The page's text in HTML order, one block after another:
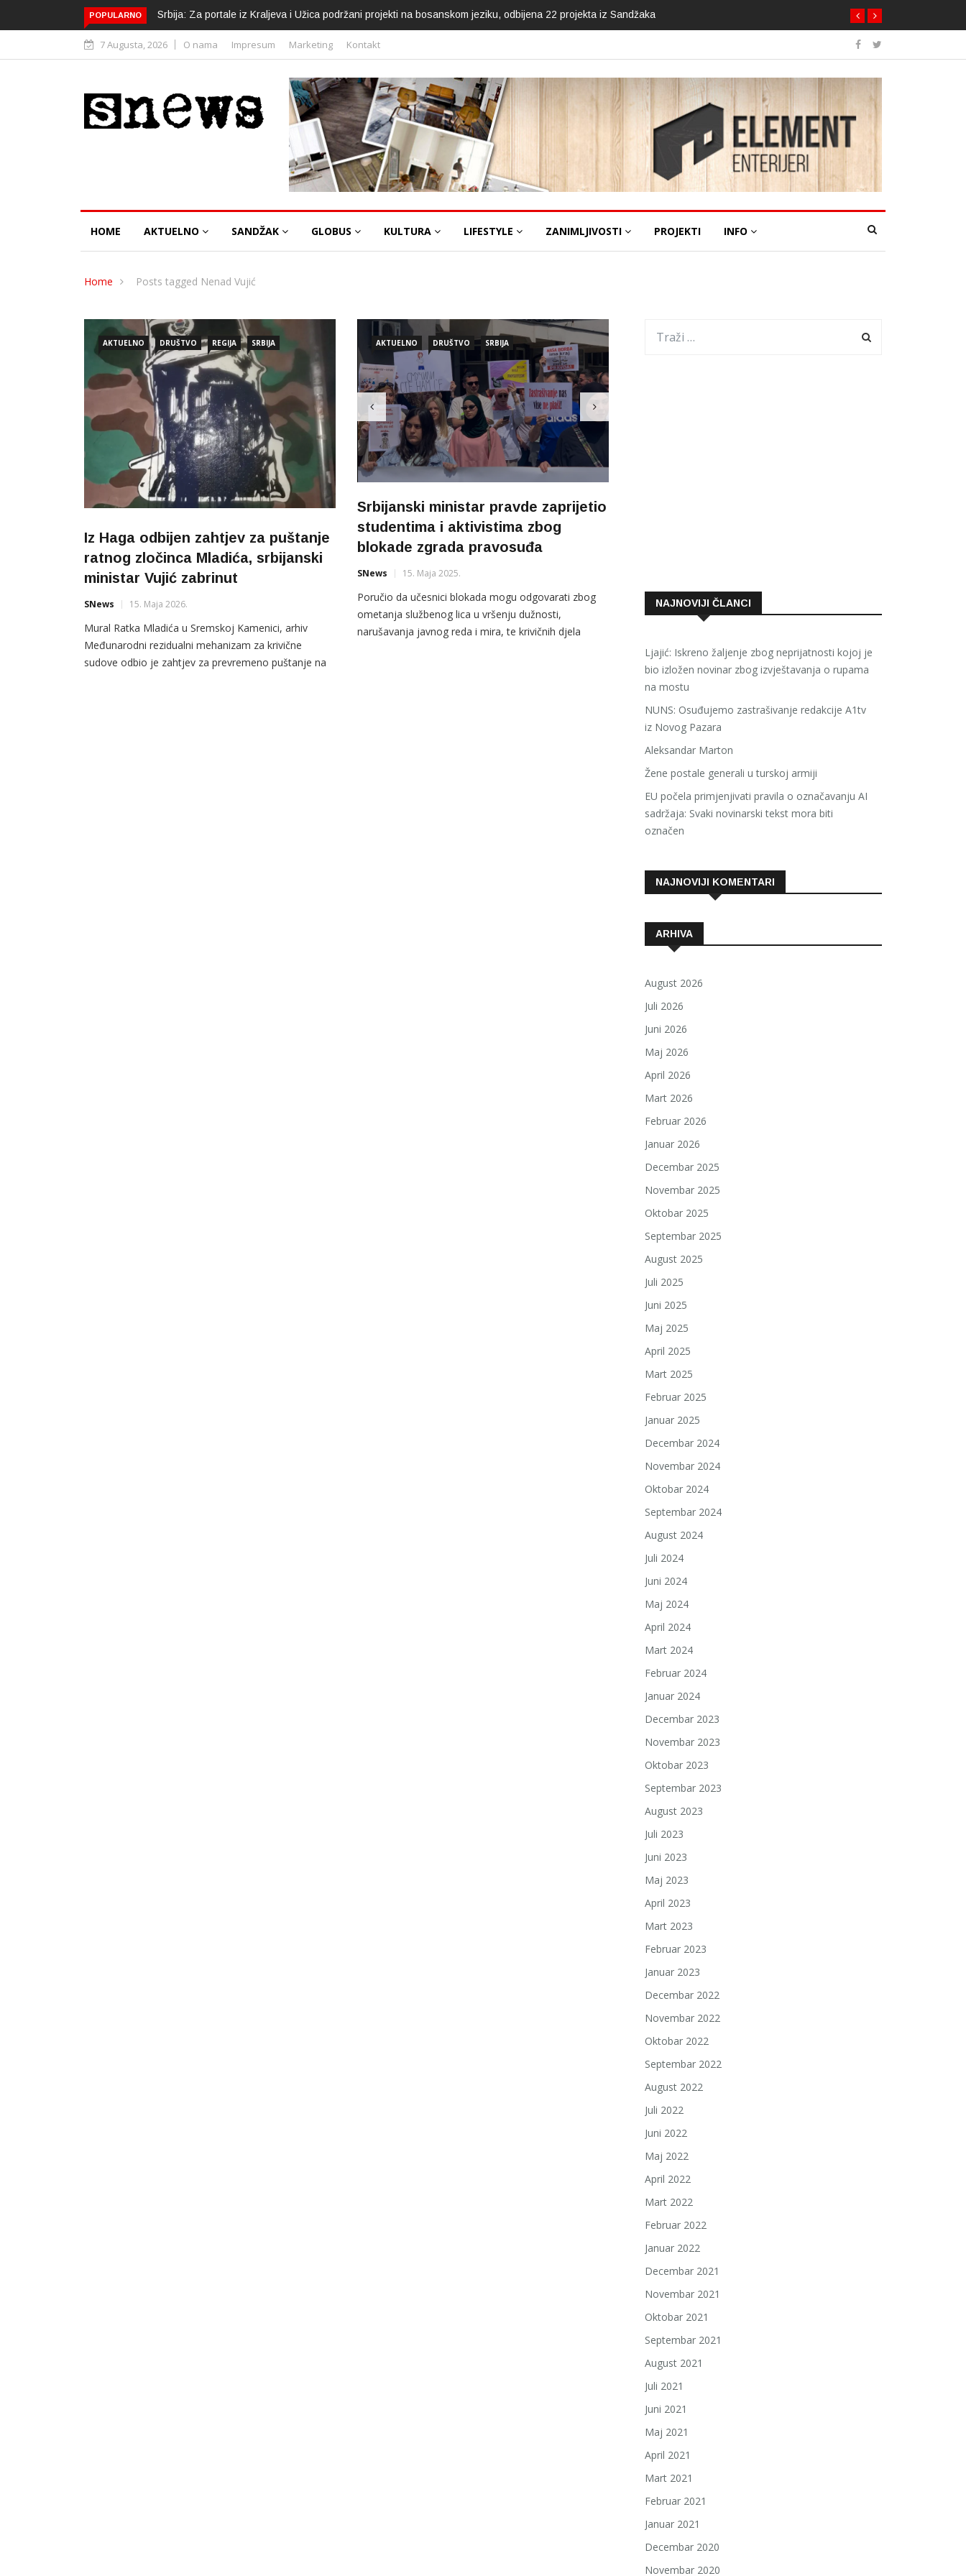
POPULARNO Srbija: Za portale iz Kraljeva i Užica podržani projekti na bosanskom jeziku, odbijena 22 projekta iz Sandžaka
7 Augusta, 2026 O nama Impresum Marketing Kontakt
HOME AKTUELNO SANDŽAK GLOBUS KULTURA LIFESTYLE ZANIMLJIVOSTI PROJEKTI INFO
Home Posts tagged Nenad Vujić
AKTUELNO DRUŠTVO REGIJA SRBIJA
Iz Haga odbijen zahtjev za puštanje
ratnog zločinca Mladića, srbijanski
ministar Vujić zabrinut
SNews 15. Maja 2026.
Mural Ratka Mladića u Sremskoj Kamenici, arhiv
Međunarodni rezidualni mehanizam za krivične
sudove odbio je zahtjev za prevremeno puštanje na
AKTUELNO DRUŠTVO SRBIJA
Srbijanski ministar pravde zaprijetio
studentima i aktivistima zbog
blokade zgrada pravosuđa
SNews 15. Maja 2025.
Poručio da učesnici blokada mogu odgovarati zbog
ometanja službenog lica u vršenju dužnosti,
narušavanja javnog reda i mira, te krivičnih djela
NAJNOVIJI ČLANCI
Ljajić: Iskreno žaljenje zbog neprijatnosti kojoj je
bio izložen novinar zbog izvještavanja o rupama
na mostu
NUNS: Osuđujemo zastrašivanje redakcije A1tv
iz Novog Pazara
Aleksandar Marton
Žene postale generali u turskoj armiji
EU počela primjenjivati pravila o označavanju AI
sadržaja: Svaki novinarski tekst mora biti
označen
NAJNOVIJI KOMENTARI
ARHIVA
August 2026
Juli 2026
Juni 2026
Maj 2026
April 2026
Mart 2026
Februar 2026
Januar 2026
Decembar 2025
Novembar 2025
Oktobar 2025
Septembar 2025
August 2025
Juli 2025
Juni 2025
Maj 2025
April 2025
Mart 2025
Februar 2025
Januar 2025
Decembar 2024
Novembar 2024
Oktobar 2024
Septembar 2024
August 2024
Juli 2024
Juni 2024
Maj 2024
April 2024
Mart 2024
Februar 2024
Januar 2024
Decembar 2023
Novembar 2023
Oktobar 2023
Septembar 2023
August 2023
Juli 2023
Juni 2023
Maj 2023
April 2023
Mart 2023
Februar 2023
Januar 2023
Decembar 2022
Novembar 2022
Oktobar 2022
Septembar 2022
August 2022
Juli 2022
Juni 2022
Maj 2022
April 2022
Mart 2022
Februar 2022
Januar 2022
Decembar 2021
Novembar 2021
Oktobar 2021
Septembar 2021
August 2021
Juli 2021
Juni 2021
Maj 2021
April 2021
Mart 2021
Februar 2021
Januar 2021
Decembar 2020
Novembar 2020